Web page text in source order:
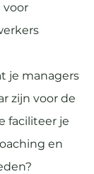
voor
je managers
zijn voor de
faciliteer je
en